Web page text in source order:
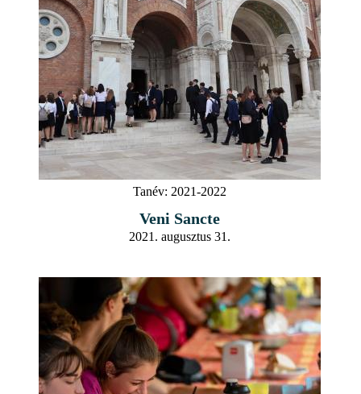
Tanév: 2021-2022
Veni Sancte
2021. augusztus 31.